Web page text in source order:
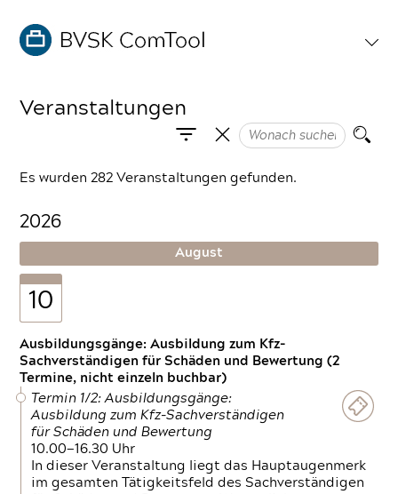
Veranstaltungen
Es wurden 282 Veranstaltungen gefunden.
2026
August
10
Ausbildungsgänge: Ausbildung zum Kfz-
Sachverständigen für Schäden und Bewertung (2
Termine, nicht einzeln buchbar)
Termin 1/2: Ausbildungsgänge:
Ausbildung zum Kfz-Sachverständigen
für Schäden und Bewertung
10.00—16.30 Uhr
In dieser Veranstaltung liegt das Hauptaugenmerk
im gesamten Tätigkeitsfeld des Sachverständigen